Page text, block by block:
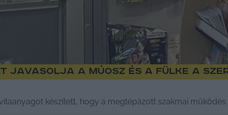
a MÚOSZ és a Fülke a
készített, hogy a megtépázott szakmai